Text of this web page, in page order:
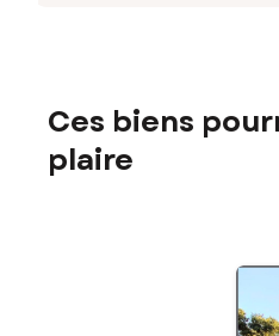
Ces biens
plaire